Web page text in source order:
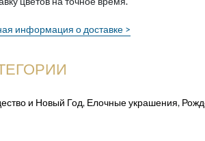
информация о доставке >
и Новый Год, Елочные украшения,